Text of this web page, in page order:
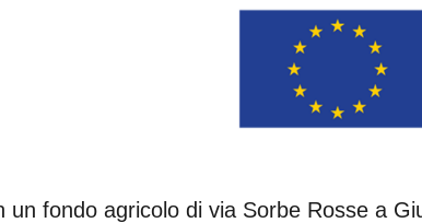
fondo agricolo di via Sorbe Rosse a